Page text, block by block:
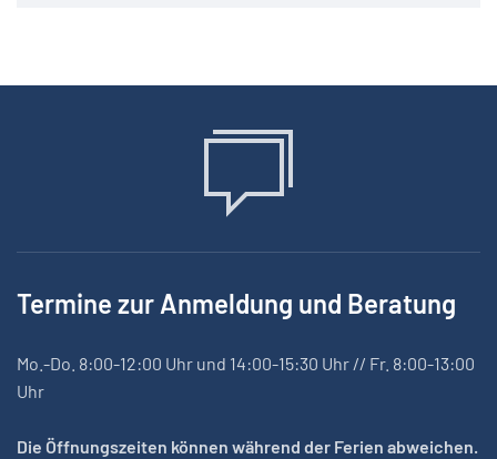
Termine zur Anmeldung und Beratung
Mo.-Do. 8:00-12:00 Uhr und 14:00-15:30 Uhr // Fr. 8:00-13:00
Uhr
Die Öffnungszeiten können während der Ferien abweichen.